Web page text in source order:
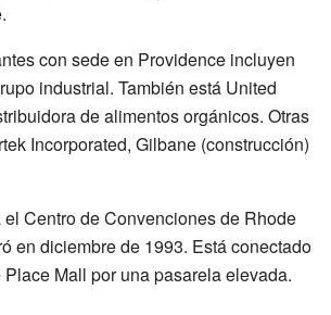
con sede en Providence incluyen
industrial. También está United
de alimentos orgánicos. Otras
Incorporated, Gilbane (construcción)
Centro de Convenciones de Rhode
en diciembre de 1993. Está conectado
Mall por una pasarela elevada.